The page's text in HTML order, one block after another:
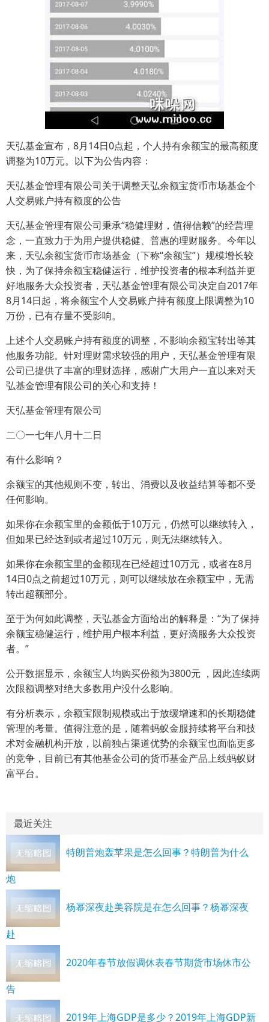
天弘基金宣布，8月14日0点起，个人持有余额宝的最高额度
调整为10万元。以下为公告内容：
天弘基金管理有限公司关于调整天弘余额宝货币市场基金个
人交易账户持有额度的公告
天弘基金管理有限公司秉承“稳健理财，值得信赖”的经营理
念，一直致力于为用户提供稳健、普惠的理财服务。今年以
来，天弘余额宝货币市场基金（下称“余额宝”）规模增长较
快，为了保持余额宝稳健运行，维护投资者的根本利益并更
好地服务大众投资者，天弘基金管理有限公司决定自2017年
8月14日起，将余额宝个人交易账户持有额度上限调整为10
万份，已有存量不受影响。
上述个人交易账户持有额度的调整，不影响余额宝转出等其
他服务功能。针对理财需求较强的用户，天弘基金管理有限
公司已提供了丰富的理财选择，感谢广大用户一直以来对天
弘基金管理有限公司的关心和支持！
天弘基金管理有限公司
二〇一七年八月十二日
有什么影响？
余额宝的其他规则不变，转出、消费以及收益结算等都不受
任何影响。
如果你在余额宝里的金额低于10万元，仍然可以继续转入，
但如果已经达到或者超过10万元，则无法继续转入。
如果你在余额宝里的金额现在已经超过10万元，或者在8月
14日0点之前超过10万元，则可以继续放在余额宝中，无需
转出超额部分。
至于为何如此调整，天弘基金方面给出的解释是：“为了保持
余额宝稳健运行，维护用户根本利益，更好滴服务大众投资
者。”
公开数据显示，余额宝人均购买份额为3800元 ，因此连续两
次限额调整对绝大多数用户没什么影响。
有分析表示，余额宝限制规模或出于放缓增速和的长期稳健
管理的考量。值得注意的是，随着蚂蚁金服持续将平台和技
术对金融机构开放，以前独占渠道优势的余额宝也面临更多
的竞争，目前已有其他基金公司的货币基金产品上线蚂蚁财
富平台。
最近关注
特朗普炮轰苹果是怎么回事？特朗普为什么
炮
杨幂深夜赴美容院是在怎么回事？杨幂深夜
赴
2020年春节放假调休表春节期货市场休市公
告
2019年上海GDP是多少？2019年上海GDP新